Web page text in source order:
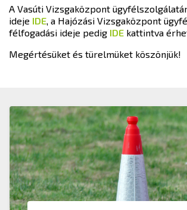
A Vasúti Vizsgaközpont
ideje IDE, a Hajózási Vizsgaközpont
félfogadási ideje pedig IDE kattintva
Megértésüket és türelmüket köszönjük!